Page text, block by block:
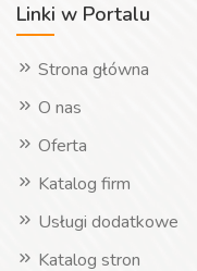
Linki w Portalu
Strona główna
O nas
Oferta
Katalog firm
Usługi dodatkowe
Katalog stron